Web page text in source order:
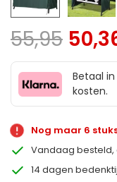
55,95
Betaal
kosten.
Nog maar 6
Vandaag
14 dagen